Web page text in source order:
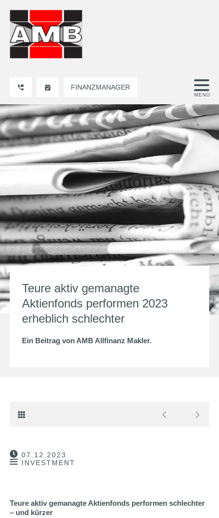
FINANZMANAGER
Teure aktiv gemanagte
Aktienfonds performen 2023
erheblich schlechter
Ein Beitrag von AMB Allfinanz Makler.
07.12.2023
INVESTMENT
Teure aktiv gemanagte Aktienfonds performen schlechter
– und kürzer